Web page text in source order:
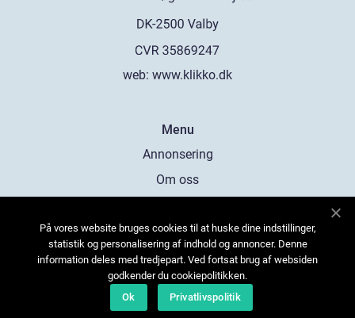
web: www.klikko.dk
Menu
Annonsering
Om oss
Kontakta oss
Sitemap
På vores website bruges cookies til at huske dine indstillinger,
statistik og personalisering af indhold og annoncer. Denne
information deles med tredjepart. Ved fortsat brug af websiden
godkender du cookiepolitikken.
Ok
Privatlivspolitik